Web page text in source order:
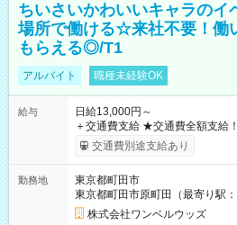
ちいさいかわいいキャラのイ
場所で働ける☆来社不要！働
もらえる◎/T1
アルバイト 職種未経験OK
給与
日給13,000円～
＋交通費支給 ★交通費全額支給！ ┗案件により規定あり ★日払
いOK！（規定あり） ┗働いたそ
ンビニATMから 日払い分を引き落とせます
交通費別途支給あり
勤務地
東京都町田市
東京都町田市原町田（最寄り駅：
株式会社ワンベルウッズ